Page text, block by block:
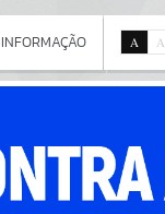
A A